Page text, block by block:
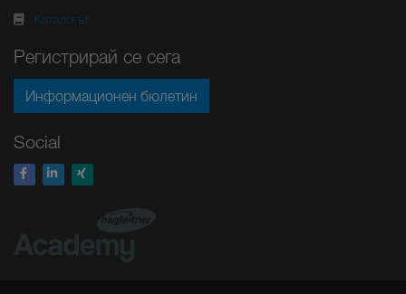
Каталогът
Регистрирай се сега
Информационен бюлетин
Social